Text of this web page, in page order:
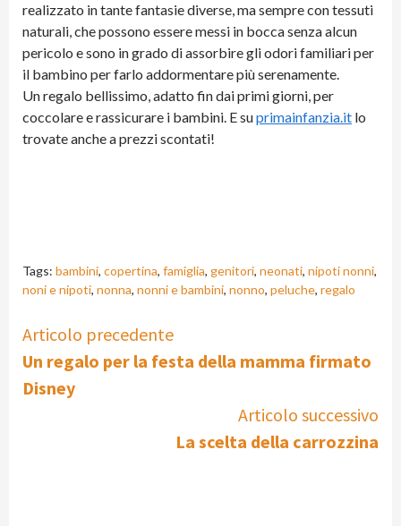
realizzato in tante fantasie diverse, ma sempre con tessuti
naturali, che possono essere messi in bocca senza alcun
pericolo e sono in grado di assorbire gli odori familiari per
il bambino per farlo addormentare più serenamente.
Un regalo bellissimo, adatto fin dai primi giorni, per
coccolare e rassicurare i bambini. E suprimainfanzia.it lo
trovate anche a prezzi scontati!
Tags: bambini, copertina, famiglia, genitori, neonati, nipoti nonni,
noni e nipoti, nonna, nonni e bambini, nonno, peluche, regalo
Continue
Reading
Articolo precedente
Un regalo per la festa della mamma firmato
Disney
Articolo successivo
La scelta della carrozzina